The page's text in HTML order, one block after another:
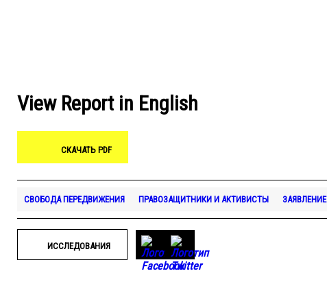
View Report in English
СКАЧАТЬ PDF
СВОБОДА ПЕРЕДВИЖЕНИЯ ПРАВОЗАЩИТНИКИ И АКТИВИСТЫ ЗАЯВЛЕНИЕ
ИССЛЕДОВАНИЯ